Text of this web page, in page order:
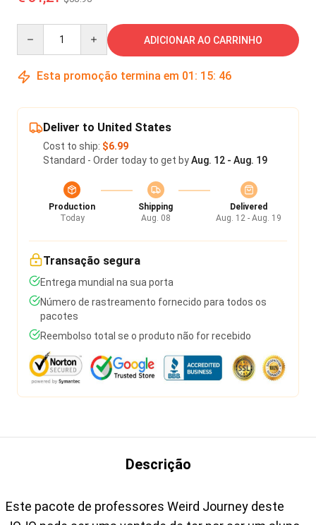
ADICIONAR AO CARRINHO
Esta promoção termina em 01 : 15: 45
Deliver to United States
Cost to ship: $6.99
Standard - Order today to get byAug. 12 - Aug. 19
Production
Today
Shipping
Aug. 08
Delivered
Aug. 12 - Aug. 19
Transação segura
Entrega mundial na sua porta
Número de rastreamento fornecido para todos os
pacotes
Reembolso total se o produto não for recebido
Descrição
Este pacote de professores Weird Journey deste